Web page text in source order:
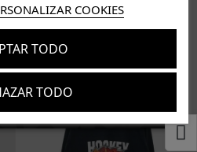
HOCKEY HEAVY ROCK TEE NEGRO
COOKIES
TODO
TODO
Suscríbete
y lapolítica de privacidad